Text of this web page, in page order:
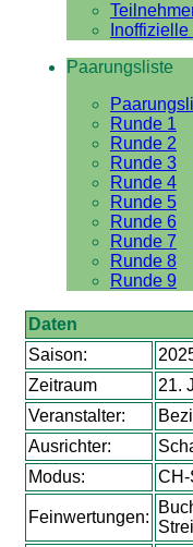
Paarungsliste
Runde 1
Runde 2
Runde 3
Runde 4
Runde 5
Runde 6
Runde 7
Runde 8
Runde 9
Daten
Saison:
Zeitraum
21.
Veranstalter:
Ausrichter:
Modus:
CH-
Feinwertungen: